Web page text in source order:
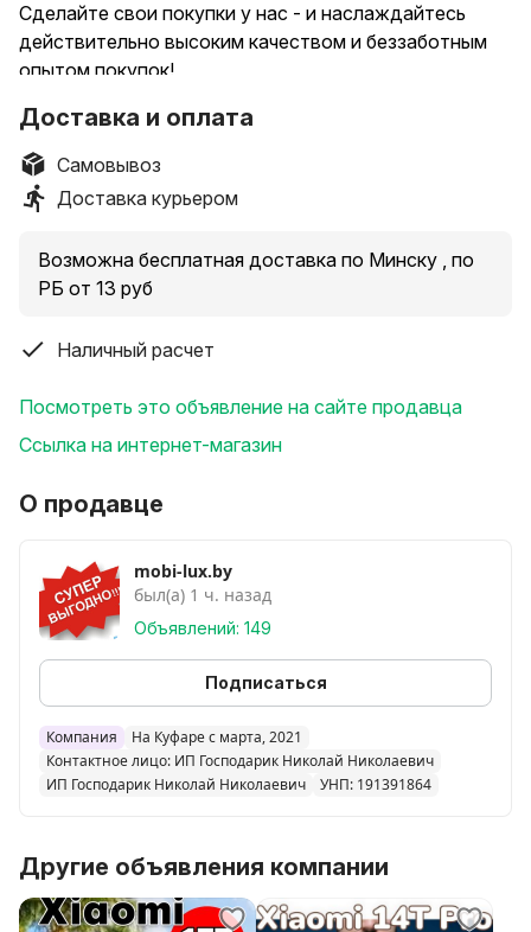
Сделайте свои покупки у нас - и наслаждайтесь
действительно высоким качеством и беззаботным
опытом покупок!
клиентам.
Продаем всю технику Xiaomi. Hе нашли
интереcующую пoзицию? Пpocтo нaпишитe нaм!
Добавляйте нас в избранное. Пepеходите в профиль,
товаров!
сделать еще лучше предложение.
Для быстрого оформления заказа, напишите
@mobiluxby или позвоните сообщите модель, объём
Забрать заказ можно самостоятельно, только после
Смартфон Xiaomi MIX Flip международная версия
Объем памяти: 12GB/512GB
Цвета: черный, фиолетовый.
Гaрантия качества и подлинности товар Новый
Оригинальный Запечатанный заводскими пломбами
Xiaomi Не активированный с гарантией
Гарантия - 1 год, и 24 месяца сервисного
обслуживания в специализированном сервисном
центре
Доставка и оплата
Самовывоз
Доставка курьером
Возможна бесплатная доставка по Минску , по
РБ от 13 руб
Наличный расчет
Посмотреть это объявление на сайте продавца
Ссылка на интернет-магазин
О продавце
mobi-lux.by
был(а) 1 ч. назад
Объявлений: 149
Подписаться
Компания
На Куфаре с марта, 2021
Контактное лицо: ИП Господарик Николай Николаевич
ИП Господарик Николай Николаевич
УНП: 191391864
Другие объявления компании